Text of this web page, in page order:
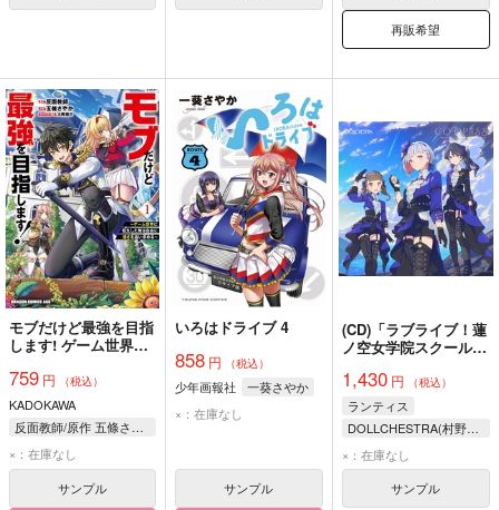
再販希望
モブだけど最強を目指
します! ゲーム世界に
さを追い求める 1
759 円 （税込）
KADOKAWA
反面教師/原作 五條さやか/作画 大熊猫介/キャラクター原案
×：在庫なし
サンプル
いろはドライブ 4
858 円 （税込）
少年画報社
一葵さやか
×：在庫なし
サンプル
(CD)「ラブライブ！蓮
ノ空女学院スクールア
Like！ラブライブ！」
DOLLCHESTRA 5thシ
ングル「COMPASS」
1,430円 （税込）
ランティス
DOLLCHESTRA(村野さやか、夕霧綴理、徒町小鈴(CV:野中ここな、佐々木琴子、葉山風花))
×：在庫なし
サンプル